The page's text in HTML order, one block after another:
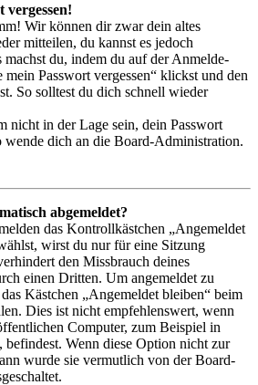
vergessen!
Wir können dir zwar dein altes
mitteilen, du kannst es jedoch
machst du, indem du auf der Anmelde-
mein Passwort vergessen“ klickst und den
So solltest du dich schnell wieder
nicht in der Lage sein, dein Passwort
wende dich an die Board-Administration.
abgemeldet?
das Kontrollkästchen „Angemeldet
wirst du nur für eine Sitzung
den Missbrauch deines
einen Dritten. Um angemeldet zu
Kästchen „Angemeldet bleiben“ beim
Dies ist nicht empfehlenswert, wenn
Computer, zum Beispiel in
befindest. Wenn diese Option nicht zur
wurde sie vermutlich von der Board-